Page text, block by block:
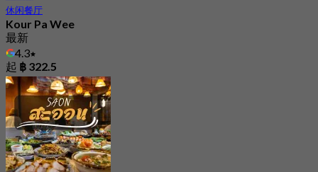
休闲餐厅
Kour Pa Wee
最新
4.3
起 ฿ 322.5